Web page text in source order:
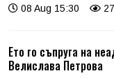
08 Aug 15:30
Ето го съпруга на
Велислава Петрова